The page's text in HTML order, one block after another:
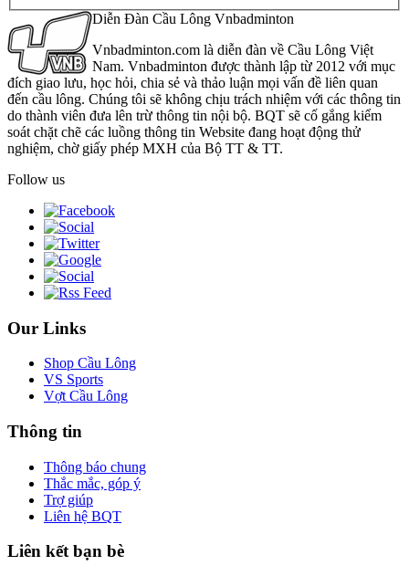
Diễn Đàn Cầu Lông Vnbadminton
Vnbadminton.com là diễn đàn về Cầu Lông Việt
Nam. Vnbadminton được thành lập từ 2012 với mục
đích giao lưu, học hỏi, chia sẻ và thảo luận mọi vấn đề liên quan
đến cầu lông. Chúng tôi sẽ không chịu trách nhiệm với các thông tin
do thành viên đưa lên trừ thông tin nội bộ. BQT sẽ cố gắng kiểm
soát chặt chẽ các luồng thông tin Website đang hoạt động thử
nghiệm, chờ giấy phép MXH của Bộ TT & TT.
Follow us
Our Links
Shop Cầu Lông
VS Sports
Vợt Cầu Lông
Thông tin
Thông báo chung
Thắc mắc, góp ý
Trợ giúp
Liên hệ BQT
Liên kết bạn bè